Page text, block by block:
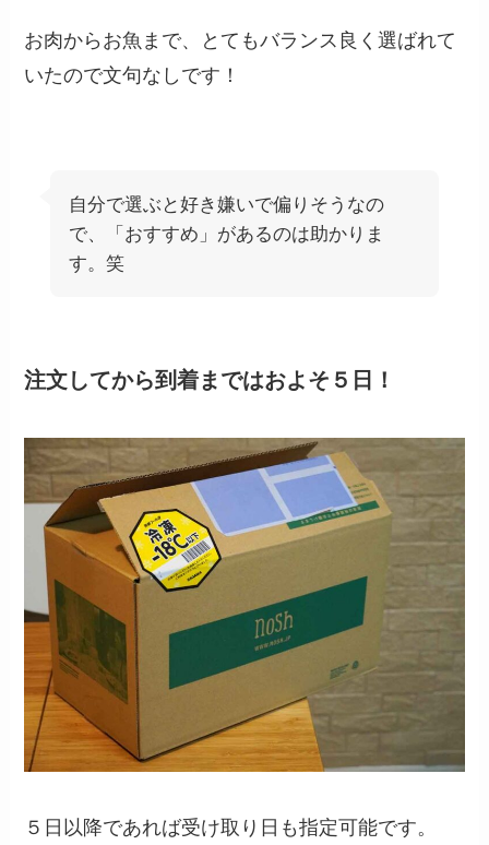
お肉からお魚まで、とてもバランス良く選ばれて
いたので文句なしです！
自分で選ぶと好き嫌いで偏りそうなの
で、「おすすめ」があるのは助かりま
す。笑
注文してから到着まではおよそ５日！
５日以降であれば受け取り日も指定可能です。